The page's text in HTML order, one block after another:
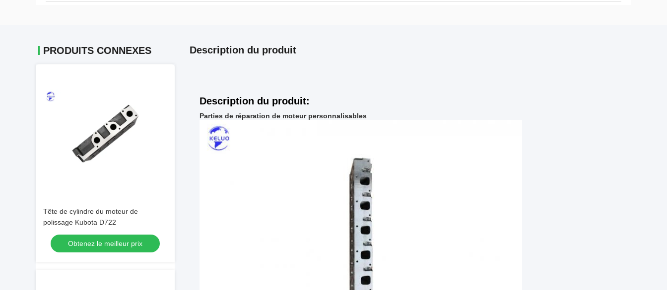
PRODUITS CONNEXES
Tête de cylindre du moteur de
polissage Kubota D722
Obtenez le meilleur prix
Description du produit
Description du produit:
Parties de réparation de moteur personnalisables